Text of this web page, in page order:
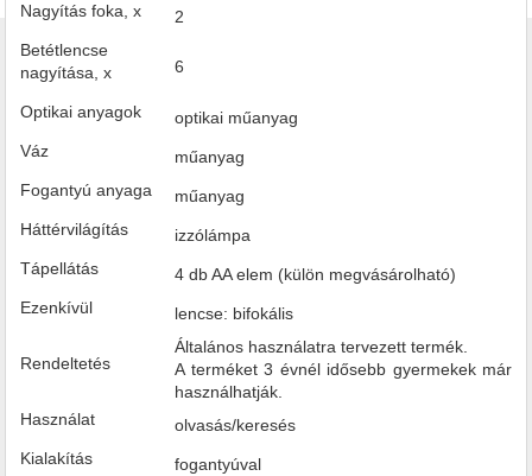
Nagyítás foka, x
2
Betétlencse
nagyítása, x
6
Optikai anyagok
optikai műanyag
Váz
műanyag
Fogantyú anyaga
műanyag
Háttérvilágítás
izzólámpa
Tápellátás
4 db AA elem (külön megvásárolható)
Ezenkívül
lencse: bifokális
Rendeltetés
Általános használatra tervezett termék.
A terméket 3 évnél idősebb gyermekek már
használhatják.
Használat
olvasás/keresés
Kialakítás
fogantyúval